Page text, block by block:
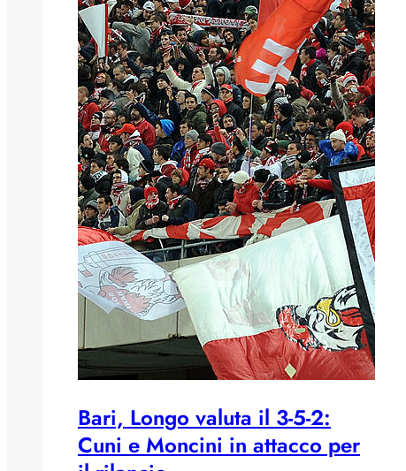
Bari, Longo valuta il 3-5-2:
Cuni e Moncini in attacco per